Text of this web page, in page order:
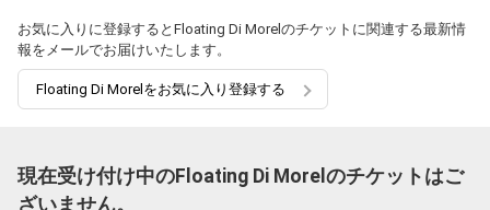
お気に入りに登録するとFloating Di Morelのチケットに関連する最新情
報をメールでお届けいたします。
Floating Di Morelをお気に入り登録する
現在受け付け中のFloating Di Morelのチケットはご
ざいません。